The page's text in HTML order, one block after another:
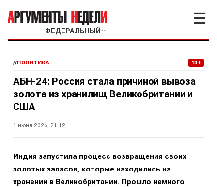
ФЕДЕРАЛЬНЫЙ ﹀
☰
//ПОЛИТИКА 13+
АБН-24: Россия стала причиной вывоза
золота из хранилищ Великобритании и
США
1 июня 2026, 21:12
Индия запустила процесс возвращения своих
золотых запасов, которые находились на
хранении в Великобритании. Прошло немного